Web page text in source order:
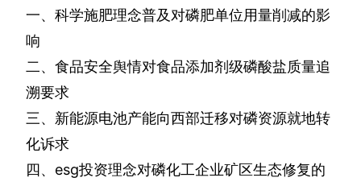
一、科学施肥理念普及对磷肥单位用量削减的影
响
二、食品安全舆情对食品添加剂级磷酸盐质量追
溯要求
三、新能源电池产能向西部迁移对磷资源就地转
化诉求
四、 esg投资理念对磷化工企业矿区生态修复的